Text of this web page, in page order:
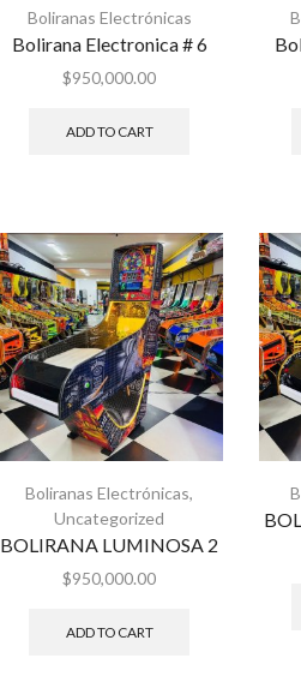
Boliranas Electrónicas
Bolirana Electronica # 6
$950,000.00
ADD TO CART
Boliranas Electrónicas,
Uncategorized
BOLIRANA LUMINOSA 2
$950,000.00
ADD TO CART